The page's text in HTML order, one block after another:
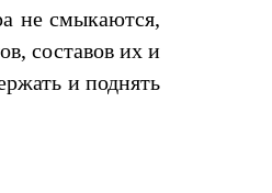
не смыкаются,
составов их и
и поднять